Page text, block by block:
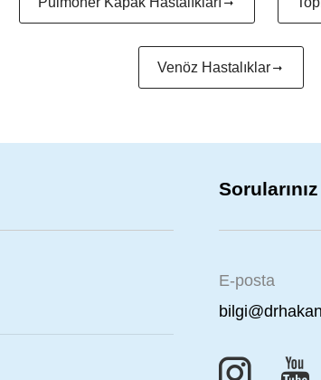
Venöz Hastalıklar
E-posta